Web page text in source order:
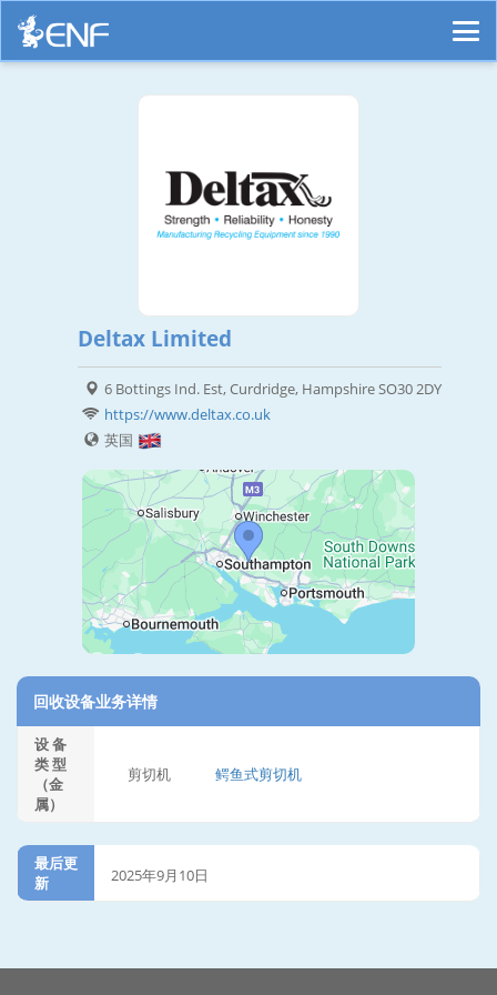
Deltax Limited
6 Bottings Ind. Est, Curdridge, Hampshire SO30 2DY
https://www.deltax.co.uk
英国
回收设备业务详情
设 备
类 型
（金
属）
剪切机 鳄鱼式剪切机
最后更
新
2025年9月10日